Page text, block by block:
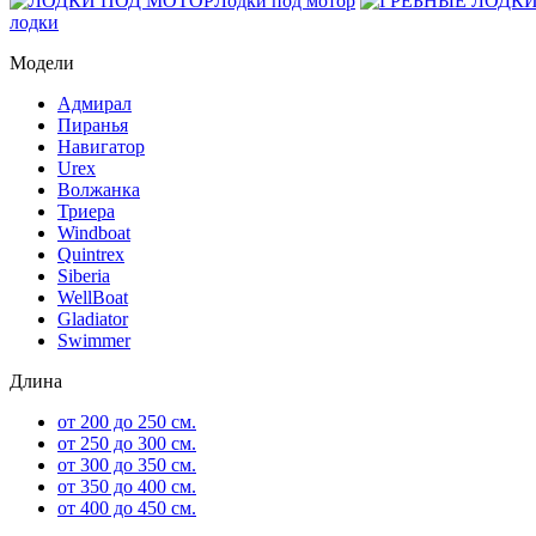
лодки
Модели
Адмирал
Пиранья
Навигатор
Urex
Волжанка
Триера
Windboat
Quintrex
Siberia
WellBoat
Gladiator
Swimmer
Длина
от 200 до 250 см.
от 250 до 300 см.
от 300 до 350 см.
от 350 до 400 см.
от 400 до 450 см.